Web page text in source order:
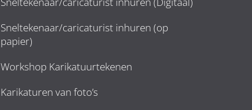
Sneltekenaar/caricaturist inhuren (op
papier)
Workshop Karikatuurtekenen
Karikaturen van foto’s